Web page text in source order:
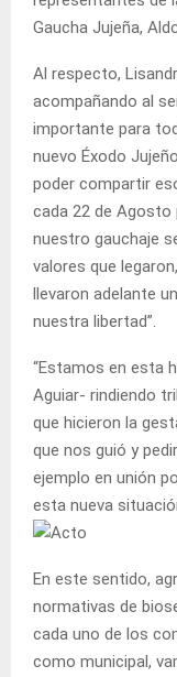
Gaucha Jujeña,
Al respecto,
acompañando al
importante para
nuevo Éxodo
poder compartir
cada 22 de Agosto
nuestro gauchaje
valores que
llevaron adelante
nuestra libertad”.
“Estamos en esta
Aguiar- rindiendo
que hicieron la
que nos guió y
ejemplo en unión
esta nueva
En este sentido,
normativas de
cada uno de los
como municipal,